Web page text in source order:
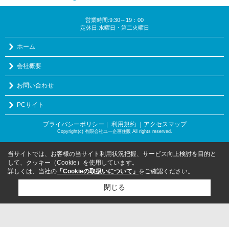
営業時間:9:30～19：00
定休日:水曜日・第二火曜日
ホーム
会社概要
お問い合わせ
PCサイト
プライバシーポリシー ｜ 利用規約 ｜アクセスマップ
Copyright(c) 有限会社ユー企画住販 All rights reserved.
当サイトでは、お客様の当サイト利用状況把握、サービス向上検討を目的と
して、クッキー（Cookie）を使用しています。
詳しくは、当社の 「Cookieの取扱いについて」 をご確認ください。
閉じる